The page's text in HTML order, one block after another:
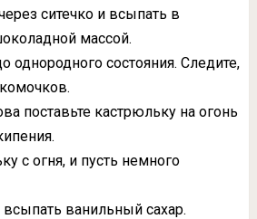
ситечко и всыпать в
массой.
однородного состояния. Следите,
поставьте кастрюльку на огонь
с огня, и пусть немного
ванильный сахар.